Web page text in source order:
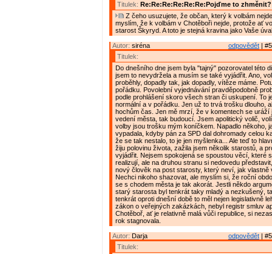
Titulek: Re:Re:Re:Re:Re:Re:Pojďme to zhměnit?
Z čeho usuzujete, že občan, který k volbám
myslím, že k volbám v Chotěboři nejde, protože ať
starost Škyryd. A toto je stejná kravina jako Vaše
odpovědět |
Autor: siréna
Titulek:
Do dnešního dne jsem byla "tajný" pozorovatel této
jsem to nevydržela a musím se také vyjádřit. Ano,
proběhly, dopadly tak, jak dopadly, vítěze máme.
pořádku. Povolební vyjednávání pravděpodobně
podle prohlášení skoro všech stran či uskupení. To
normální a v pořádku. Jen už to trvá trošku dlouho,
hochům čas. Jen mě mrzí, že v komentech se uráží
vedení města, tak budoucí. Jsem apolitický volič,
volby jsou trošku mým koníčkem. Napadlo někoho,
vypadala, kdyby pán za SPD dal dohromady celou
že se tak nestalo, to je jen myšlenka... Ale teď to
žiju polovinu života, zažila jsem několik starostů, a
vyjádřit. Nejsem spokojená se spoustou věcí, které
realizují, ale na druhou stranu si nedovedu
nový člověk na post starosty, který neví, jak vlastně
Nechci nikoho shazovat, ale myslím si, že roční
se s chodem města je tak akorát. Jestli někdo
starý starosta byl tenkrát taky mladý a nezkušený,
tenkrát oproti dnešní době to měl nejen legislativně
zákon o veřejných zakázkách, nebyl registr smluv
Chotěboř, ať je relativně malá vůči republice, si
rok stagnovala.
odpovědět |
Autor: Darja
Titulek: